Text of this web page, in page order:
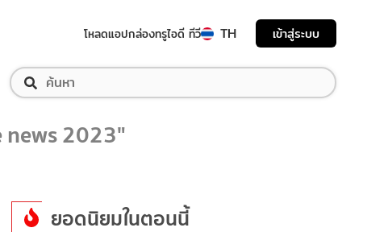
โหลดแอปกล่องทรูไอดี ทีวี TH เข้าสู่ระบบ
2023"
ยอดนิยมในตอนนี้